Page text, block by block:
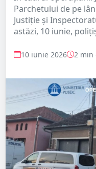
Parchetului de pe
Justiție și
astăzi, 10 iunie,
10 iunie 2026 2 min